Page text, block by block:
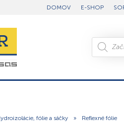
DOMOV E-SHOP
fólie a sáčky » Reflexné fólie